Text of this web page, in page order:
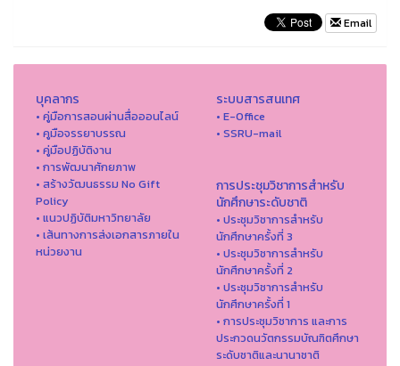
Email
บุคลากร
• คู่มือการสอนผ่านสื่อออนไลน์
• คูมือจรรยาบรรณ
• คู่มือปฏิบัติงาน
• การพัฒนาศักยภาพ
• สร้างวัฒนธรรม No Gift
Policy
• แนวปฏิบัติมหาวิทยาลัย
• เส้นทางการส่งเอกสารภายใน
หน่วยงาน
ระบบสารสนเทศ
• E-Office
• SSRU-mail
การประชุมวิชาการสำหรับ
นักศึกษาระดับชาติ
• ประชุมวิชาการสำหรับ
นักศึกษาครั้งที่ 3
• ประชุมวิชาการสำหรับ
นักศึกษาครั้งที่ 2
• ประชุมวิชาการสำหรับ
นักศึกษาครั้งที่ 1
• การประชุมวิชาการ และการ
ประกวดนวัตกรรมบัณฑิตศึกษา
ระดับชาติและนานาชาติ